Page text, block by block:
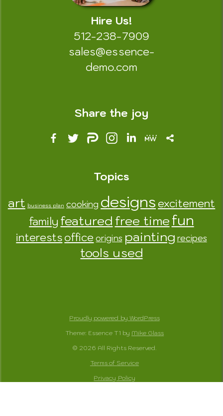
Hire Us!
512-238-7909
sales@essence-
demo.com
Share the joy
Topics
art business plan cooking designs excitement
family featured free timefun
interestsoffice origins painting recipes
tools used
Proudly powered by WordPress
Theme: Essence T1 by Mike Glass
© 2026 All Rights Reserved.
Terms of Service
Privacy Policy